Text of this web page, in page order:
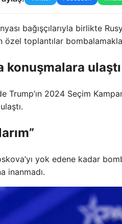
bağışçılarıyla birlikte
özel toplantılar
konuşmalara ulaştı
2024 Seçim
yok edene kadar
inanmadı.